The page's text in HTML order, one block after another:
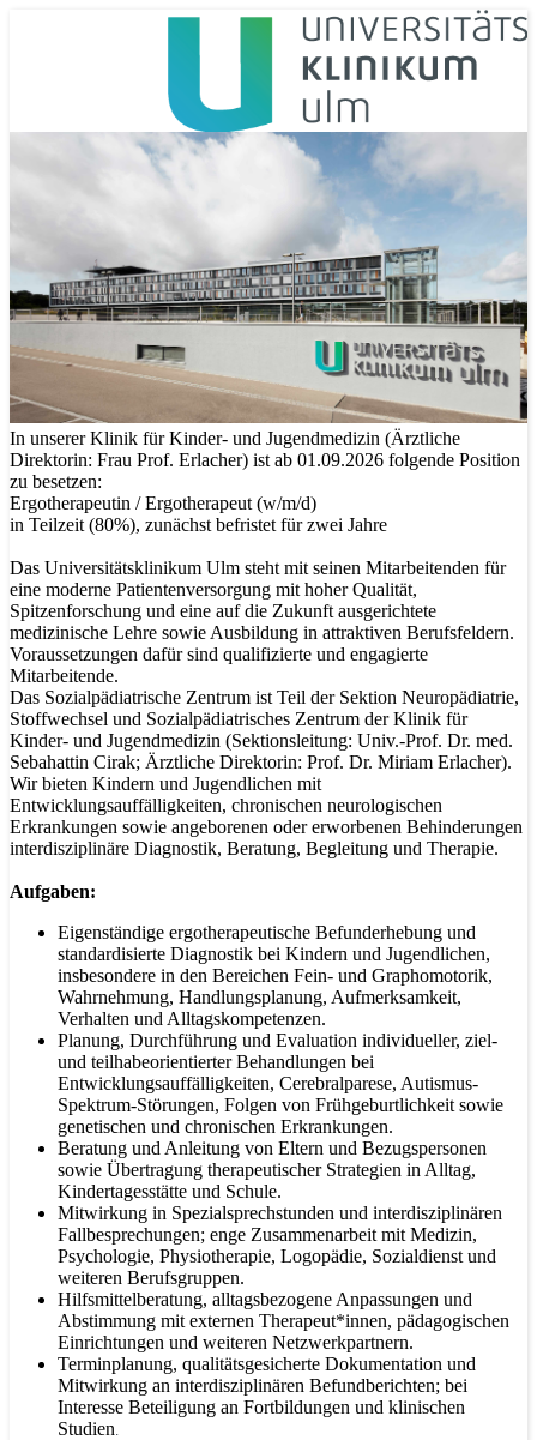
In unserer Klinik für Kinder- und Jugendmedizin (Ärztliche
Direktorin: Frau Prof. Erlacher) ist ab 01.09.2026 folgende Position
zu besetzen:
Ergotherapeutin / Ergotherapeut (w/m/d)
in Teilzeit (80%), zunächst befristet für zwei Jahre
Das Universitätsklinikum Ulm steht mit seinen Mitarbeitenden für
eine moderne Patientenversorgung mit hoher Qualität,
Spitzenforschung und eine auf die Zukunft ausgerichtete
medizinische Lehre sowie Ausbildung in attraktiven Berufsfeldern.
Voraussetzungen dafür sind qualifizierte und engagierte
Mitarbeitende.
Das Sozialpädiatrische Zentrum ist Teil der Sektion Neuropädiatrie,
Stoffwechsel und Sozialpädiatrisches Zentrum der Klinik für
Kinder- und Jugendmedizin (Sektionsleitung: Univ.-Prof. Dr. med.
Sebahattin Cirak; Ärztliche Direktorin: Prof. Dr. Miriam Erlacher).
Wir bieten Kindern und Jugendlichen mit
Entwicklungsauffälligkeiten, chronischen neurologischen
Erkrankungen sowie angeborenen oder erworbenen Behinderungen
interdisziplinäre Diagnostik, Beratung, Begleitung und Therapie.
Aufgaben:
Eigenständige ergotherapeutische Befunderhebung und
standardisierte Diagnostik bei Kindern und Jugendlichen,
insbesondere in den Bereichen Fein- und Graphomotorik,
Wahrnehmung, Handlungsplanung, Aufmerksamkeit,
Verhalten und Alltagskompetenzen.
Planung, Durchführung und Evaluation individueller, ziel-
und teilhabeorientierter Behandlungen bei
Entwicklungsauffälligkeiten, Cerebralparese, Autismus-
Spektrum-Störungen, Folgen von Frühgeburtlichkeit sowie
genetischen und chronischen Erkrankungen.
Beratung und Anleitung von Eltern und Bezugspersonen
sowie Übertragung therapeutischer Strategien in Alltag,
Kindertagesstätte und Schule.
Mitwirkung in Spezialsprechstunden und interdisziplinären
Fallbesprechungen; enge Zusammenarbeit mit Medizin,
Psychologie, Physiotherapie, Logopädie, Sozialdienst und
weiteren Berufsgruppen.
Hilfsmittelberatung, alltagsbezogene Anpassungen und
Abstimmung mit externen Therapeut*innen, pädagogischen
Einrichtungen und weiteren Netzwerkpartnern.
Terminplanung, qualitätsgesicherte Dokumentation und
Mitwirkung an interdisziplinären Befundberichten; bei
Interesse Beteiligung an Fortbildungen und klinischen
Studien.